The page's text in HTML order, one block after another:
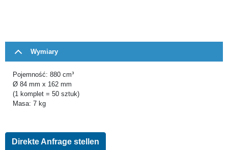
Wymiary
Pojemność: 880 cm³
Ø 84 mm x 162 mm
(1 komplet = 50 sztuk)
Masa: 7 kg
Direkte Anfrage stellen